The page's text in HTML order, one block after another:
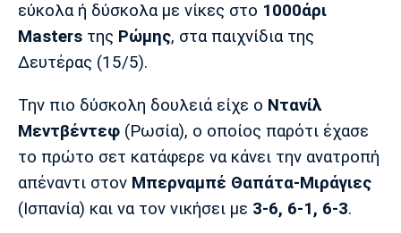
Μάντσεστερ
Μάντσεστερ
Σίτι
Γιουβέντους
εύκολα ή δύσκολα με νίκες στο 1000άρι
Masters της Ρώμης, στα παιχνίδια της
Δευτέρας (15/5).
Την πιο δύσκολη δουλειά είχε ο Ντανίλ
Μεντβέντεφ (Ρωσία), ο οποίος παρότι έχασε
το πρώτο σετ κατάφερε να κάνει την ανατροπή
απέναντι στον Μπερναμπέ Θαπάτα-Μιράγιες
(Ισπανία) και να τον νικήσει με 3-6, 6-1, 6-3.